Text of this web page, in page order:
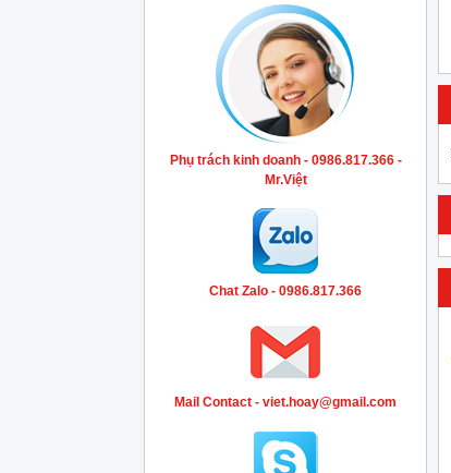
Phụ trách kinh doanh - 0986.817.366 -
Mr.Việt
Chat Zalo - 0986.817.366
Mail Contact - viet.hoay@gmail.com